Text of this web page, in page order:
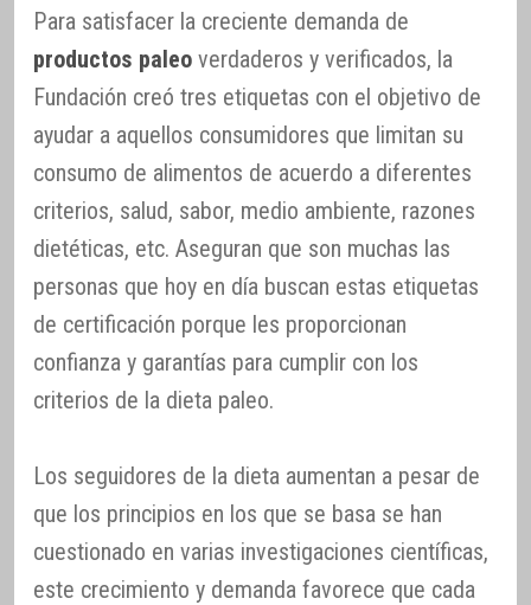
Para satisfacer la creciente demanda de
productos paleo verdaderos y verificados, la
Fundación creó tres etiquetas con el objetivo de
ayudar a aquellos consumidores que limitan su
consumo de alimentos de acuerdo a diferentes
criterios, salud, sabor, medio ambiente, razones
dietéticas, etc. Aseguran que son muchas las
personas que hoy en día buscan estas etiquetas
de certificación porque les proporcionan
confianza y garantías para cumplir con los
criterios de la dieta paleo.
Los seguidores de la dieta aumentan a pesar de
que los principios en los que se basa se han
cuestionado en varias investigaciones científicas,
este crecimiento y demanda favorece que cada